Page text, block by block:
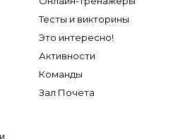
Тесты и викторины
Это интересно!
Активности
Команды
Зал Почета